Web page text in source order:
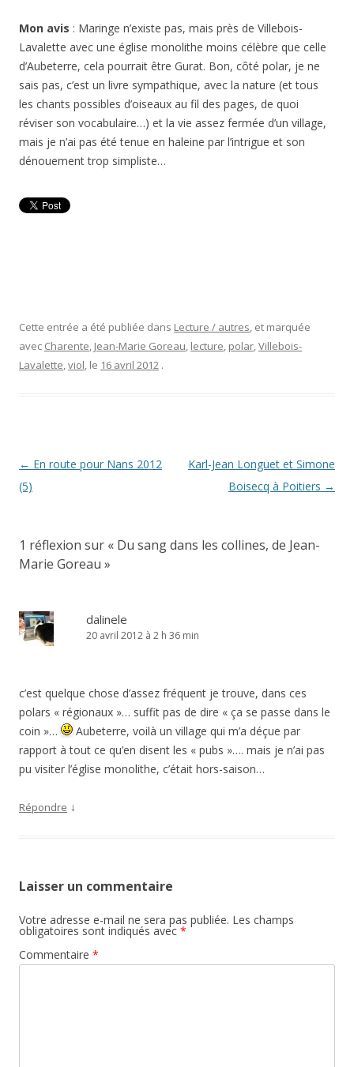
Mon avis : Maringe n’existe pas, mais près de Villebois-
Lavalette avec une église monolithe moins célèbre que celle
d’Aubeterre, cela pourrait être Gurat. Bon, côté polar, je ne
sais pas, c’est un livre sympathique, avec la nature (et tous
les chants possibles d’oiseaux au fil des pages, de quoi
réviser son vocabulaire…) et la vie assez fermée d’un village,
mais je n’ai pas été tenue en haleine par l’intrigue et son
dénouement trop simpliste…
Cette entrée a été publiée dans Lecture / autres, et marquée
avec Charente, Jean-Marie Goreau, lecture, polar,Villebois-
Lavalette,viol, le 16 avril 2012 .
Navigation
des
← En route pour Nans 2012
(5)
Karl-Jean Longuet et Simone
Boisecq à Poitiers →
1 réflexion sur « Du sang dans les collines, de Jean-
Marie Goreau »
dalinele
20 avril 2012 à 2 h 36 min
c’est quelque chose d’assez fréquent je trouve, dans ces
polars « régionaux »… suffit pas de dire « ça se passe dans le
coin »…
Aubeterre, voilà un village qui m’a déçue par
rapport à tout ce qu’en disent les « pubs »…. mais je n’ai pas
pu visiter l’église monolithe, c’était hors-saison…
Répondre ↓
Laisser un commentaire
Votre adresse e-mail ne sera pas publiée. Les champs
obligatoires sont indiqués avec *
Commentaire *